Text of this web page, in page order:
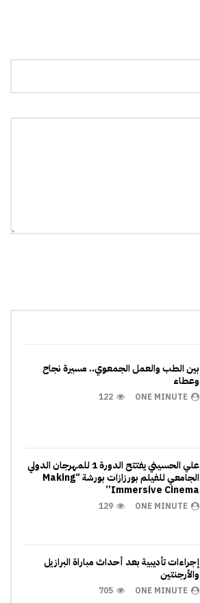
بين الطب والعمل الجمعوي.. مسيرة نجاح
وعطاء
ONE MINUTE
122
علي الحسيني يفتتح الدورة 1 للمهرجان الدولي
الجامعي للفيلم بورزازات بورشة “Making
Immersive Cinema”
ONE MINUTE
129
إجراءات تأديبية بعد أحداث مباراة البرازيل
والأرجنتين
ONE MINUTE
705